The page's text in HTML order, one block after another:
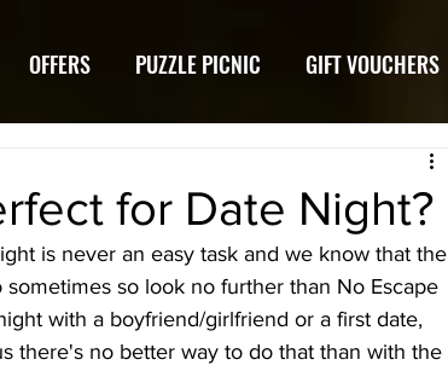
OFFERS PUZZLE PICNIC GIFT VOUCHERS
for Date Night?
is never an easy task and we know that the
so look no further than No Escape
with a boyfriend/girlfriend or a first date,
there's no better way to do that than with the